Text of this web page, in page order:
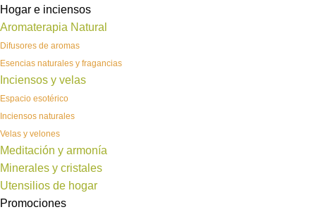
Hogar e inciensos
Aromaterapia Natural
Difusores de aromas
Esencias naturales y fragancias
Inciensos y velas
Espacio esotérico
Inciensos naturales
Velas y velones
Meditación y armonía
Minerales y cristales
Utensilios de hogar
Promociones